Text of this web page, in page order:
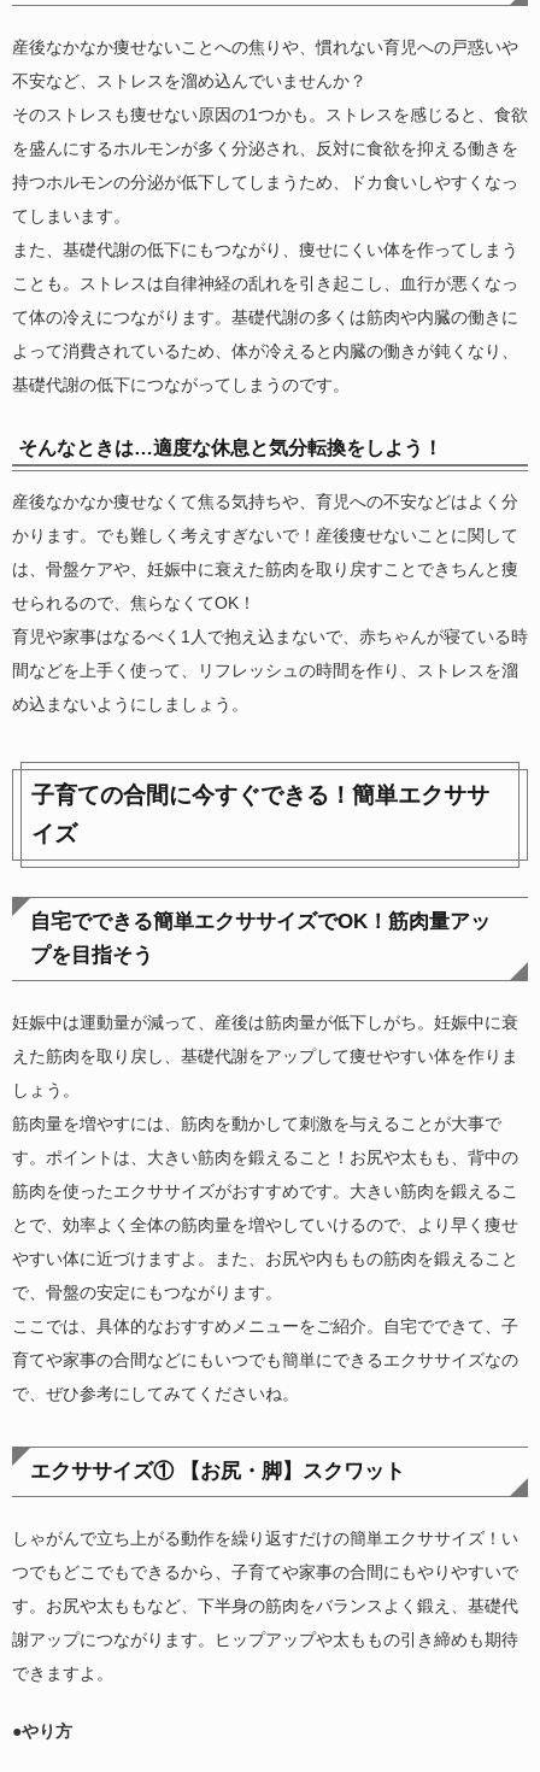
産後なかなか痩せないことへの焦りや、慣れない育児への戸惑いや
不安など、ストレスを溜め込んでいませんか？
そのストレスも痩せない原因の1つかも。ストレスを感じると、食欲
を盛んにするホルモンが多く分泌され、反対に食欲を抑える働きを
持つホルモンの分泌が低下してしまうため、ドカ食いしやすくなっ
てしまいます。
また、基礎代謝の低下にもつながり、痩せにくい体を作ってしまう
ことも。ストレスは自律神経の乱れを引き起こし、血行が悪くなっ
て体の冷えにつながります。基礎代謝の多くは筋肉や内臓の働きに
よって消費されているため、体が冷えると内臓の働きが鈍くなり、
基礎代謝の低下につながってしまうのです。
そんなときは…適度な休息と気分転換をしよう！
産後なかなか痩せなくて焦る気持ちや、育児への不安などはよく分
かります。でも難しく考えすぎないで！産後痩せないことに関して
は、骨盤ケアや、妊娠中に衰えた筋肉を取り戻すことできちんと痩
せられるので、焦らなくてOK！
育児や家事はなるべく1人で抱え込まないで、赤ちゃんが寝ている時
間などを上手く使って、リフレッシュの時間を作り、ストレスを溜
め込まないようにしましょう。
子育ての合間に今すぐできる！簡単エクササ
イズ
自宅でできる簡単エクササイズでOK！筋肉量アッ
プを目指そう
妊娠中は運動量が減って、産後は筋肉量が低下しがち。妊娠中に衰
えた筋肉を取り戻し、基礎代謝をアップして痩せやすい体を作りま
しょう。
筋肉量を増やすには、筋肉を動かして刺激を与えることが大事で
す。ポイントは、大きい筋肉を鍛えること！お尻や太もも、背中の
筋肉を使ったエクササイズがおすすめです。大きい筋肉を鍛えるこ
とで、効率よく全体の筋肉量を増やしていけるので、より早く痩せ
やすい体に近づけますよ。また、お尻や内ももの筋肉を鍛えること
で、骨盤の安定にもつながります。
ここでは、具体的なおすすめメニューをご紹介。自宅でできて、子
育てや家事の合間などにもいつでも簡単にできるエクササイズなの
で、ぜひ参考にしてみてくださいね。
エクササイズ① 【お尻・脚】スクワット
しゃがんで立ち上がる動作を繰り返すだけの簡単エクササイズ！い
つでもどこでもできるから、子育てや家事の合間にもやりやすいで
す。お尻や太ももなど、下半身の筋肉をバランスよく鍛え、基礎代
謝アップにつながります。ヒップアップや太ももの引き締めも期待
できますよ。
●やり方